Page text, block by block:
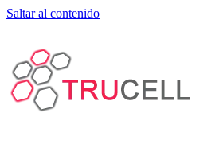
Saltar al contenido